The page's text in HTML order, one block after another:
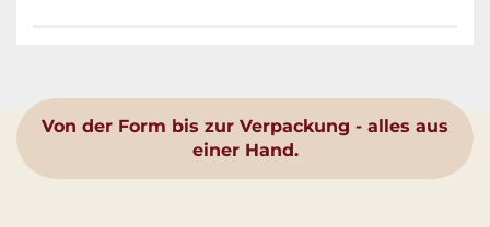
Von der Form bis zur Verpackung - alles aus
einer Hand.